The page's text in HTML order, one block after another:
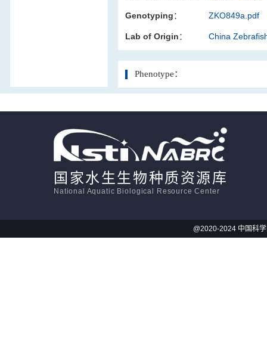
Genotyping： ZKO849a.pdf
Lab of Origin： China
Phenotype：
国家水生生物种质资源库
National Aquatic Biological Resource Center
@2020-2024 中国科